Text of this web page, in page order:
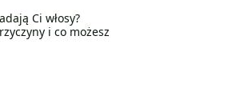
Ci włosy?
i co możesz